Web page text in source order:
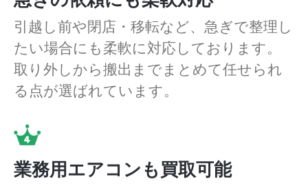
引越し前や閉店・移転など、急ぎで整理し
たい場合にも柔軟に対応しております。
取り外しから搬出までまとめて任せられ
る点が選ばれています。
業務用エアコンも買取可能